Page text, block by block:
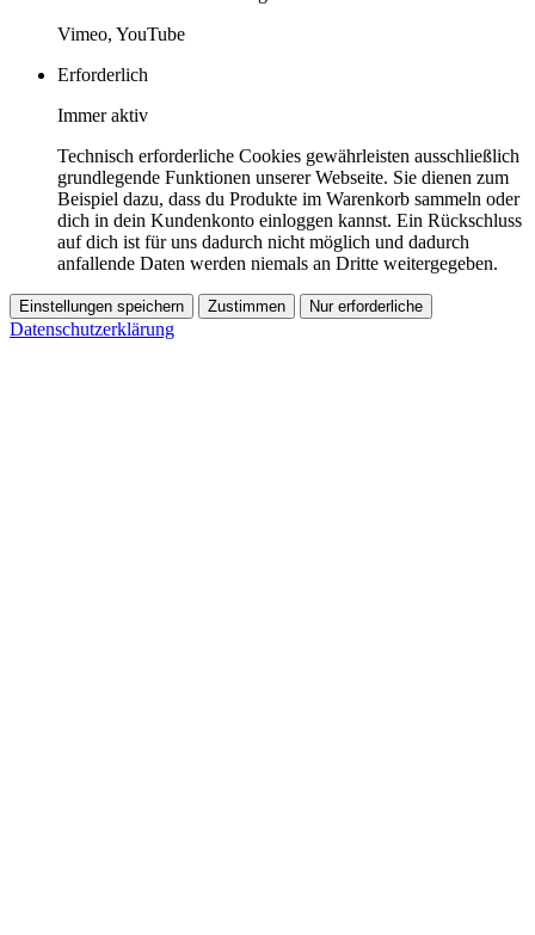
Vimeo, YouTube
Erforderlich
Immer aktiv
Technisch erforderliche Cookies gewährleisten ausschließlich
grundlegende Funktionen unserer Webseite. Sie dienen zum
Beispiel dazu, dass du Produkte im Warenkorb sammeln oder
dich in dein Kundenkonto einloggen kannst. Ein Rückschluss
auf dich ist für uns dadurch nicht möglich und dadurch
anfallende Daten werden niemals an Dritte weitergegeben.
Einstellungen speichern Zustimmen Nur erforderliche
Datenschutzerklärung